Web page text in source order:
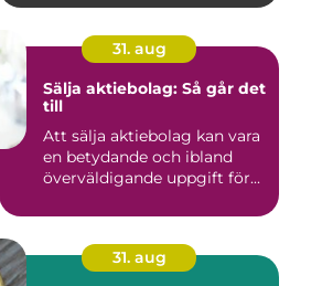
31. aug
Sälja aktiebolag: Så går det
till
Att sälja aktiebolag kan vara
en betydande och ibland
överväldigande uppgift för...
31. aug